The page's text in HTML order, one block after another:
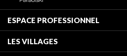
ESPACE PROFESSIONNEL
Classement des meublés
LES VILLAGES